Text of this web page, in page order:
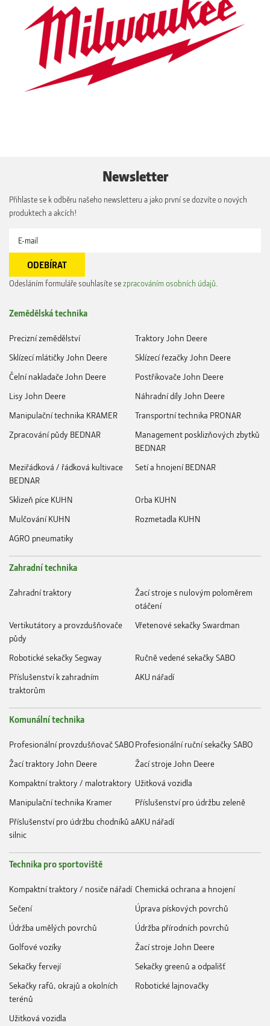
Newsletter
Přihlaste se k odběru našeho newsletteru a jako první se dozvíte o nových
produktech a akcích!
Odesláním formuláře souhlasíte sezpracováním osobních údajů
Zemědělská technika
Precizní zemědělství
Traktory John Deere
Sklízecí mlátičky John Deere
Sklízecí řezačky John Deere
Čelní nakladače John Deere
Postřikovače John Deere
Lisy John Deere
Náhradní díly John Deere
Manipulační technika KRAMER
Transportní technika PRONAR
Zpracování půdy BEDNAR
Management posklizňových zbytků
BEDNAR
Meziřádková / řádková kultivace
BEDNAR
Setí a hnojení BEDNAR
Sklizeň píce KUHN
Orba KUHN
Mulčování KUHN
Rozmetadla KUHN
AGRO pneumatiky
Zahradní technika
Zahradní traktory
Žací stroje s nulovým poloměrem
otáčení
Vertikutátory a provzdušňovače
půdy
Vřetenové sekačky Swardman
Robotické sekačky Segway
Ručně vedené sekačky SABO
Příslušenství k zahradním
traktorům
AKU nářadí
Komunální technika
Profesionální provzdušňovač SABOProfesionální ruční sekačky SABO
Žací traktory John Deere
Žací stroje John Deere
Kompaktní traktory / malotraktory Užitková vozidla
Manipulační technika Kramer
Příslušenství pro údržbu zeleně
Příslušenství pro údržbu chodníků a
silnic
AKU nářadí
Technika pro sportoviště
Kompaktní traktory / nosiče nářadí Chemická ochrana a hnojení
Sečení
Úprava pískových povrchů
Údržba umělých povrchů
Údržba přírodních povrchů
Golfové vozíky
Žací stroje John Deere
Sekačky fervejí
Sekačky greenů a odpališť
Sekačky rafů, okrajů a okolních
terénů
Robotické lajnovačky
Užitková vozidla